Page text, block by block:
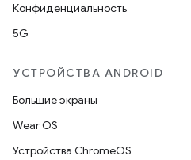
Конфиденциальность
5G
УСТРОЙСТВА ANDROID
Большие экраны
Wear OS
Устройства ChromeOS